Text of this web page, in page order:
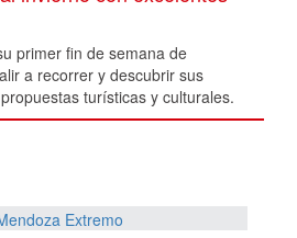
primer fin de semana de
a recorrer y descubrir sus
turísticas y culturales.